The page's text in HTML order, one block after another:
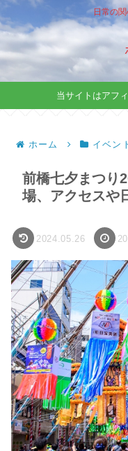
日常の
当サイトはアフ
ホーム イベン
前橋七夕まつり
場、アクセスや
2024.05.26